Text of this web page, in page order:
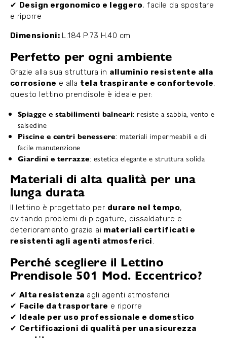
✔ Design ergonomico e leggero, facile da spostare
e riporre
Dimensioni: L.184 P.73 H.40 cm
Perfetto per ogni ambiente
Grazie alla sua struttura in alluminio resistente alla
corrosione e alla tela traspirante e confortevole,
questo lettino prendisole è ideale per:
Spiagge e stabilimenti balneari: resiste a sabbia, vento e
salsedine
Piscine e centri benessere: materiali impermeabili e di
facile manutenzione
Giardini e terrazze: estetica elegante e struttura solida
Materiali di alta qualità per una
lunga durata
Il lettino è progettato per durare nel tempo,
evitando problemi di piegature, dissaldature e
deterioramento grazie ai materiali certificati e
resistenti agli agenti atmosferici.
Perché scegliere il Lettino
Prendisole 501 Mod. Eccentrico?
✔ Alta resistenza agli agenti atmosferici
✔ Facile da trasportare e riporre
✔ Ideale per uso professionale e domestico
✔ Certificazioni di qualità per una sicurezza